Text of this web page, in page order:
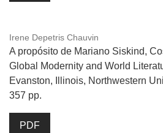
Irene Depetris Chauvin
A propósito de Mariano Siskind,
Global Modernity and World
Evanston, Illinois, Northwestern
357 pp.
PDF